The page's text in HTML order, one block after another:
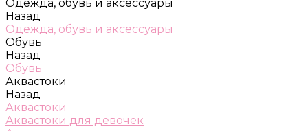
Одежда, обувь и аксессуары
Назад
Одежда, обувь и аксессуары
Обувь
Назад
Обувь
Аквастоки
Назад
Аквастоки
Аквастоки для девочек